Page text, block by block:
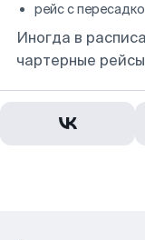
рейс с
Иногда в
чартерные